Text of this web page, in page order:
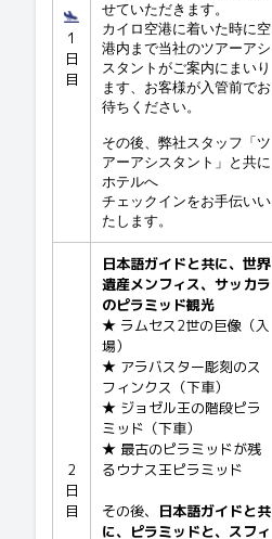
1
日
目
せていただきます。
カイロ空港に着いた時に空
港内まで当社のツアーアシ
スタントがご案内にまいり
ます、お客様が入管前でお
待ちください。
その後、弊社スタッフ「ツ
アーアシスタント」と共に
ホテルへ
チェックインをお手伝いい
たします。
2
日
目
日本語ガイドと共に、世界
遺産メンフィス、サッカラ
のピラミッド観光
★ ラムセス2世の巨像（入
場）
★ アラバスター彫刻のス
フィンクス（下車）
★ ジョゼル王の階段ピラ
ミッド（下車）
★ 最古のピラミッドが残
るウナス王ピラミッド
その後、
日本語ガイドと共
に、ピラミッドと、スフィ